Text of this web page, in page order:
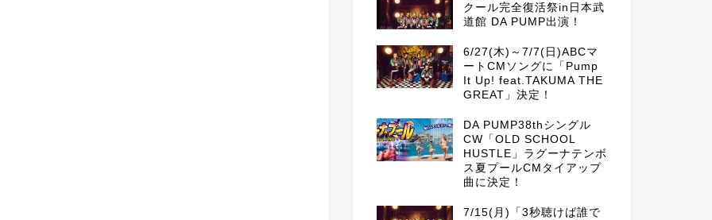
クール完全復活祭in日本武
道館 DA PUMP出演！
6/27(木)～7/7(日)ABCマ
ートCMソングに「Pump
It Up! feat.TAKUMA THE
GREAT」決定！
DA PUMP38thシングル
CW「OLD SCHOOL
HUSTLE」ラグーナテンボ
ス夏プールCMタイアップ
曲に決定！
7/15(月)「3秒聴けば誰で